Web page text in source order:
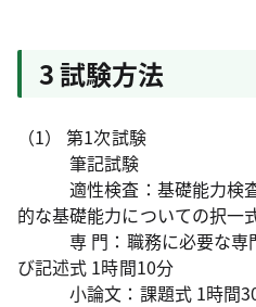
3 試験方法
（1） 第1次試験
筆記試験
適性検査：基礎能力検
的な基礎能力についての択一
専 門：職務に必要な専門
び記述式 1時間10分
小論文：課題式 1時間